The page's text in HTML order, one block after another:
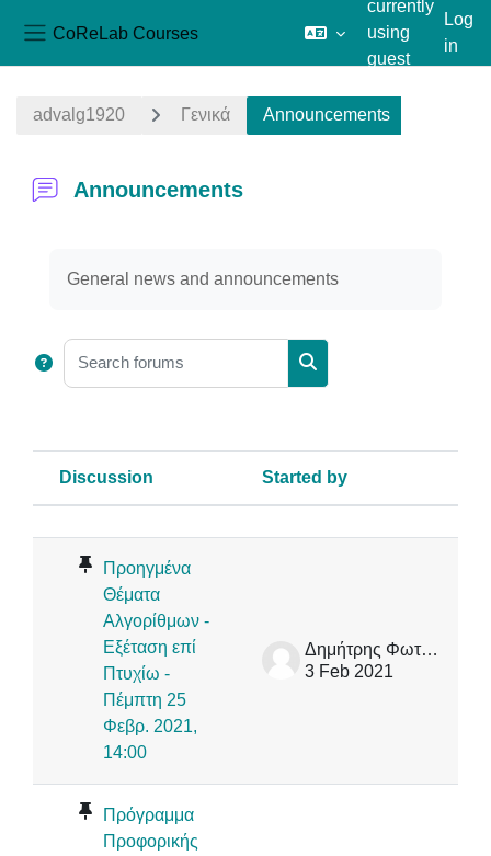
CoReLab Courses
currently
using
guest
Log
in
advalg1920 Γενικά Announcements
Announcements
General news and announcements
Search forums
Search forums
Status
Discussion Started by
Προηγμένα
Θέματα
Αλγορίθμων -
Εξέταση επί
Πτυχίω -
Πέμπτη 25
Φεβρ. 2021,
14:00
Δημήτρης Φωτάκης
3 Feb 2021
Πρόγραμμα
Προφορικής